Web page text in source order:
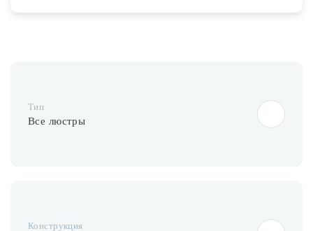
Контакты
Тип
Все люстры
Конструкция